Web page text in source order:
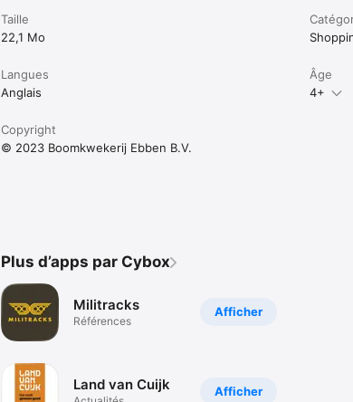
Taille
22,1 Mo
Langues
Anglais
Âge
4+
Copyright
© 2023 Boomkwekerij Ebben B.V.
Plus d’apps par Cybox
Afficher
Militracks
Références
Afficher
Land van Cuijk